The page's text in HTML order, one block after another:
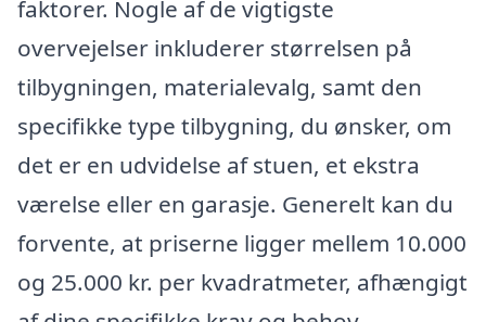
faktorer. Nogle af de vigtigste
overvejelser inkluderer størrelsen på
tilbygningen, materialevalg, samt den
specifikke type tilbygning, du ønsker, om
det er en udvidelse af stuen, et ekstra
værelse eller en garasje. Generelt kan du
forvente, at priserne ligger mellem 10.000
og 25.000 kr. per kvadratmeter, afhængigt